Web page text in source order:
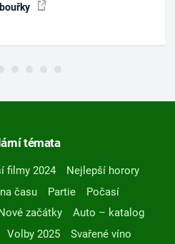
témata
filmy 2024
Nejlepší horory
času Partie
Počasí
začátky
Auto – katalog
Volby 2025
Svařené víno